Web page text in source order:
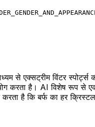
से एक्सट्रीम विंटर
करता है। AI विशेष रूप से
है कि बर्फ का हर